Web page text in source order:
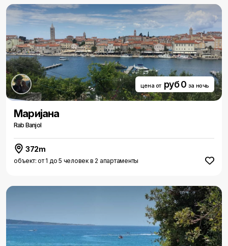
цена от руб 0 за ночь
Мариjана
Rab Banjol
372m
объект: от 1 до 5 человек в 2 апартаменты